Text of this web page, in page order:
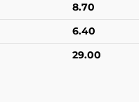
8.70
6.40
29.00